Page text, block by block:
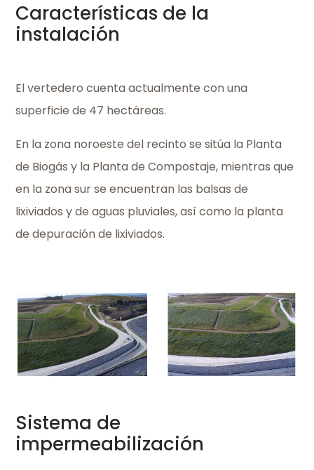
Características de la
instalación
El vertedero cuenta actualmente con una
superficie de 47 hectáreas.
En la zona noroeste del recinto se sitúa la Planta
de Biogás y la Planta de Compostaje, mientras que
en la zona sur se encuentran las balsas de
lixiviados y de aguas pluviales, así como la planta
de depuración de lixiviados.
Sistema de
impermeabilización